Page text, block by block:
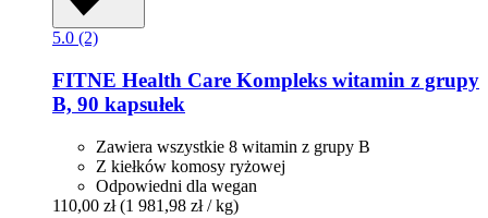
5.0 (2)
FITNE Health Care Kompleks witamin z grupy
B, 90 kapsułek
Zawiera wszystkie 8 witamin z grupy B
Z kiełków komosy ryżowej
Odpowiedni dla wegan
110,00 zł (1 981,98 zł / kg)